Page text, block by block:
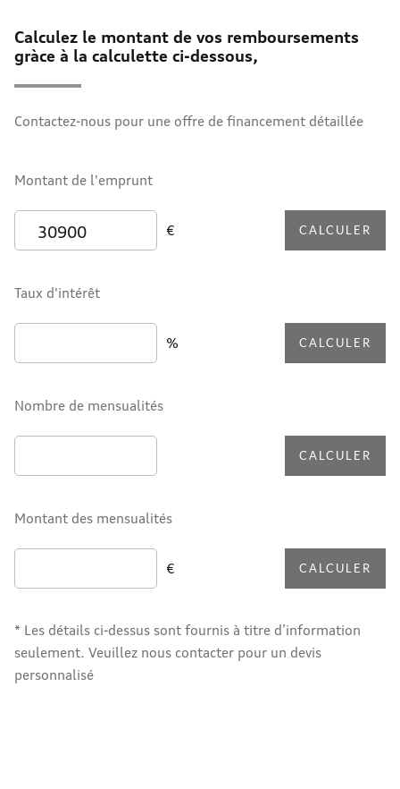
Calculez le montant de vos remboursements
gràce à la calculette ci-dessous,
Contactez-nous pour une offre de financement détaillée
Montant de l'emprunt
€ CALCULER
Taux d'intérêt
% CALCULER
Nombre de mensualités
CALCULER
Montant des mensualités
€ CALCULER
* Les détails ci-dessus sont fournis à titre d’information
seulement. Veuillez nous contacter pour un devis
personnalisé